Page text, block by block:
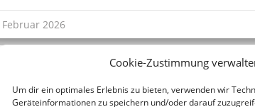
Cookie-Zustimmung
Um dir ein optimales Erlebnis zu bieten, verwenden wir
Geräteinformationen zu speichern und/oder darauf
Februar 2026